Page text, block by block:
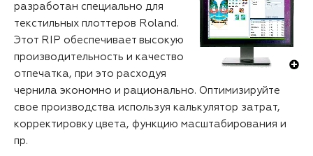
разработан специально для
текстильных плоттеров Roland.
Этот RIP обеспечивает высокую
производительность и качество
отпечатка, при это расходуя
чернила экономно и рационально. Оптимизируйте
свое производства используя калькулятор затрат,
корректировку цвета, функцию масштабирования и
пр.